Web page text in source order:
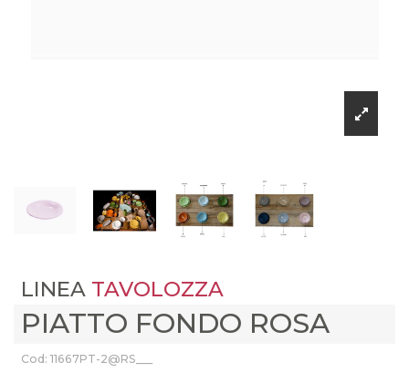
LINEA TAVOLOZZA
PIATTO FONDO ROSA
Cod: 11667PT-2@RS___